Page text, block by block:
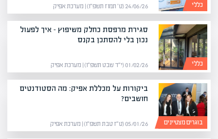
כללי 24/06/26 (ט׳ תמוז תשפ״ו) | מערכת אפיק
כללי
סגירת מרפסת כחלק משיפוץ – איך לפעול
נכון בלי להסתכן בקנס
01/02/26 (י״ד שבט תשפ״ו) | מערכת אפיק
בוגרים מצטיינים
ביקורות על מכללת אפיק: מה הסטודנטים
חושבים?
05/01/26 (ט״ז טבת תשפ״ו) | מערכת אפיק